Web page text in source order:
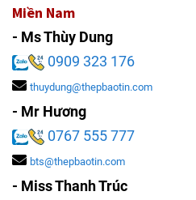
Miền Nam
- Ms Thùy Dung
0909 323 176
thuydung@thepbaotin.com
- Mr Hương
0767 555 777
bts@thepbaotin.com
- Miss Thanh Trúc